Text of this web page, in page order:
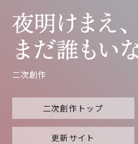
二次創作
二次創作トップ
更新サイト